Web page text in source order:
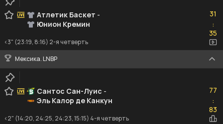
Атлетик Баскет -
Юнион Кремин
31
:35
35
<3" (23:19, 8:16) 2-я четверть
Мексика. LNBP
Сантос Сан-Луис -
Эль Калор де Канкун
77
:83
83
<2" (14:20, 24:25, 24:23, 15:15) 4-я четверть